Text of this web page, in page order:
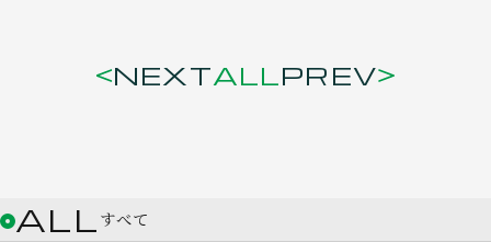
NEXTALLPREV
ALL すべて